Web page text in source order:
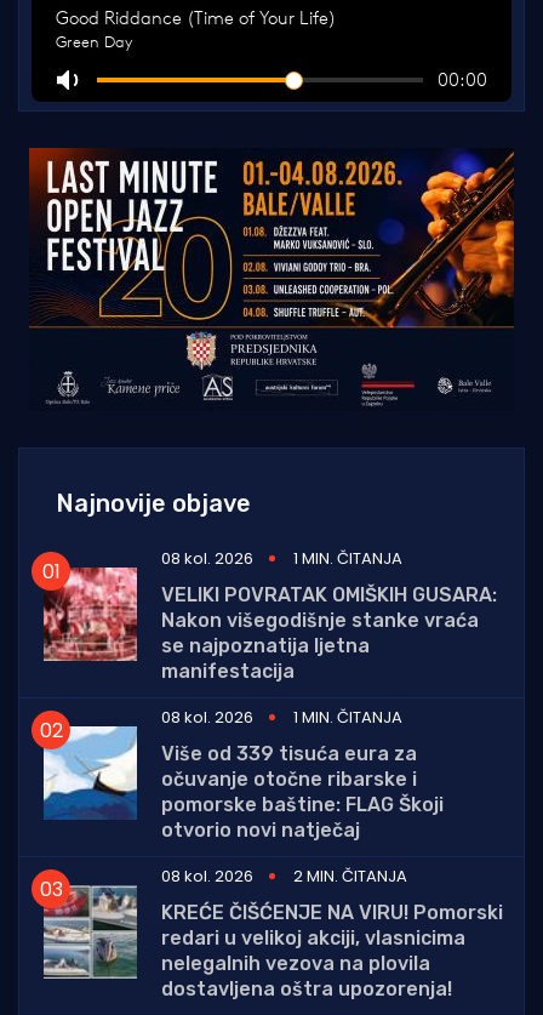
Najnovije objave
08 kol. 2026
1 MIN. ČITANJA
VELIKI POVRATAK OMIŠKIH GUSARA:
Nakon višegodišnje stanke vraća
se najpoznatija ljetna
manifestacija
08 kol. 2026
1 MIN. ČITANJA
Više od 339 tisuća eura za
očuvanje otočne ribarske i
pomorske baštine: FLAG Škoji
otvorio novi natječaj
08 kol. 2026
2 MIN. ČITANJA
KREĆE ČIŠĆENJE NA VIRU! Pomorski
redari u velikoj akciji, vlasnicima
nelegalnih vezova na plovila
dostavljena oštra upozorenja!